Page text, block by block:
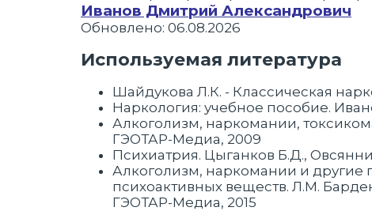
Иванов Дмитрий Александрович
Обновлено: 06.08.2026
Используемая литература
Шайдукова Л.К. - Классическая
Наркология: учебное пособие.
Алкоголизм, наркомании,
ГЭОТАР-Медиа, 2009
Психиатрия. Цыганков Б.Д.,
Алкоголизм, наркомании и другие
психоактивных веществ. Л.М.
ГЭОТАР-Медиа, 2015